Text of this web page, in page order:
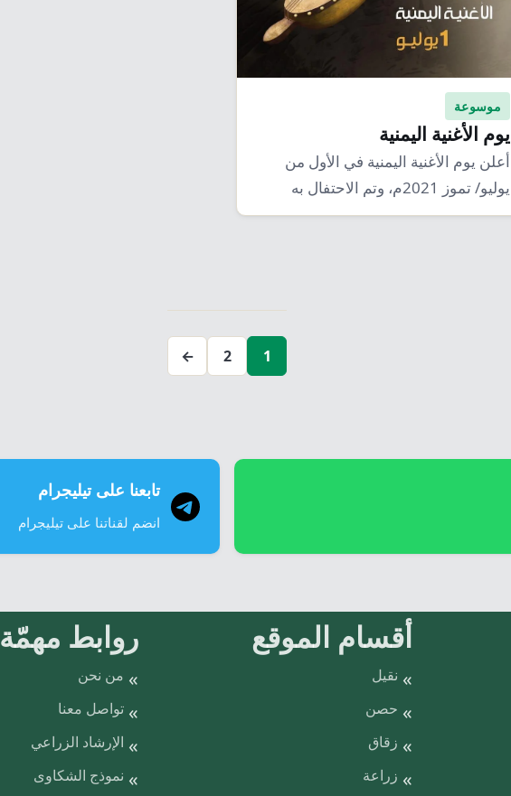
موسوعة
يوم الأغنية اليمنية
أعلن يوم الأغنية اليمنية في الأول من
يوليو/ تموز 2021م، وتم الاحتفال به
لأول…
تعدد
صفحات
1
2
←
تابعنا على تيليجرام
انضم لقناتنا على تيليجرام
أقسام الموقع
نقيل
حصن
زقاق
زراعة
روابط مهمّة
من نحن
تواصل معنا
الإرشاد الزراعي
نموذج الشكاوى